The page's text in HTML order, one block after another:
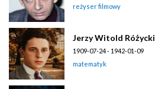
reżyser filmowy
Jerzy Witold Różycki
1909-07-24 - 1942-01-09
matematyk